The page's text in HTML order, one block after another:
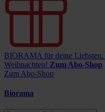
BIORAMA für deine Liebsten.
Weihnachten! Zum Abo-Shop
Zum Abo-Shop
Biorama